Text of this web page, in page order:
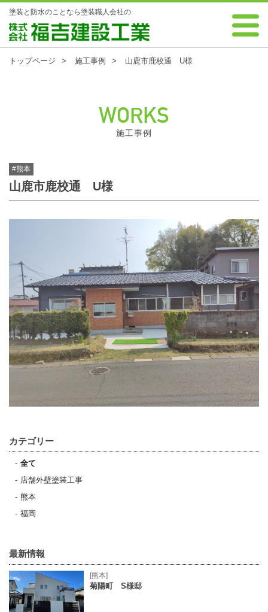
塗装と防水のことなら塗装職人会社の
0120-88-7343 受付時間 8:00～18:00 年中無休
トップページ 施工事例 山鹿市鹿校通 U様
WORKS
施工事例
#熊本
山鹿市鹿校通 U様
カテゴリー
全て
店舗外壁塗装工事
熊本
福岡
最新情報
[熊本]
菊陽町 S様邸